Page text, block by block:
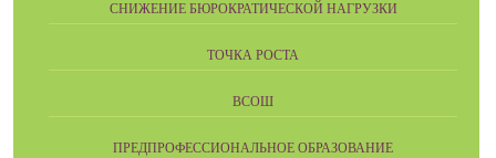
СНИЖЕНИЕ БЮРОКРАТИЧЕСКОЙ НАГРУЗКИ
ТОЧКА РОСТА
ВСОШ
ПРЕДПРОФЕССИОНАЛЬНОЕ ОБРАЗОВАНИЕ